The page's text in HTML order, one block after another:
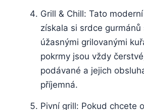
Grill & Chill:⁢ Tato
získala si srdce gurmánů
úžasnými grilovanými
pokrmy jsou vždy
podávané a⁤ jejich
příjemná.
Pivní​ grill: ⁣Pokud chcete